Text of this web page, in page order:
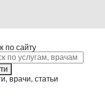
по сайту
врачи, статьи